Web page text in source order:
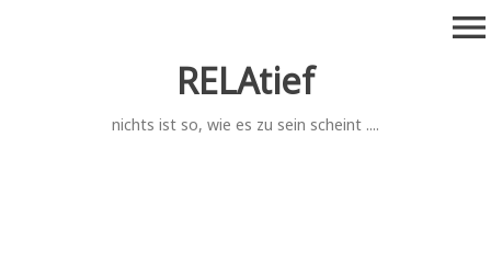
RELAtief
nichts ist so, wie es zu sein scheint ....
menu